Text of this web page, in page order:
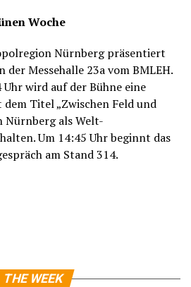
Woche
Nürnberg präsentiert
der Messehalle 23a vom BMLEH.
wird auf der Bühne eine
Titel „Zwischen Feld und
als Welt-
Um 14:45 Uhr beginnt das
am Stand 314.
THE WEEK